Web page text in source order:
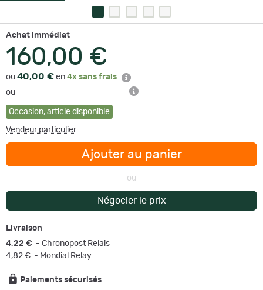
Achat immédiat
160,00 €
ou 40,00 € en 4x sans frais
ou
Occasion, article disponible
Vendeur particulier
Ajouter au panier
ou
Négocier le prix
Livraison
4,22 € - Chronopost Relais
4,82 € - Mondial Relay
Paiements sécurisés